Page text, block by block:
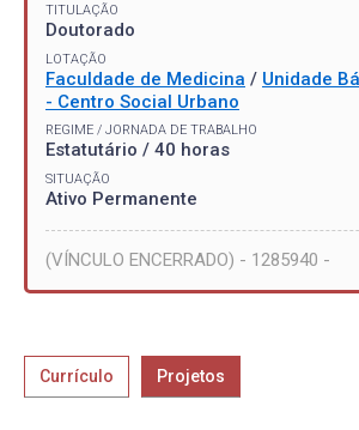
TITULAÇÃO
Doutorado
LOTAÇÃO
Faculdade de Medicina / Unidade
- Centro Social Urbano
REGIME / JORNADA DE TRABALHO
Estatutário / 40 horas
SITUAÇÃO
Ativo Permanente
(VÍNCULO ENCERRADO) - 1285940 -
Currículo Projetos